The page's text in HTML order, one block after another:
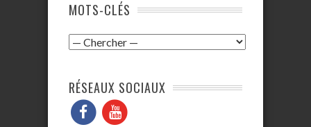
MOTS-CLÉS
RÉSEAUX SOCIAUX